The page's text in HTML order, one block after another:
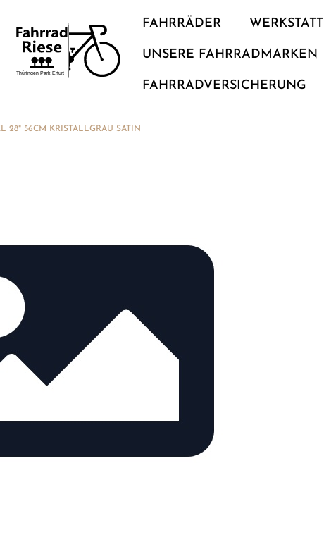
FAHRRÄDER WERKSTATT
UNSERE FAHRRADMARKEN
FAHRRADVERSICHERUNG
28" 56CM KRISTALLGRAU SATIN